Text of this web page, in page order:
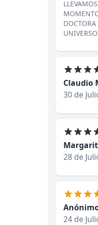
Claudio
30 de
28 de
24 de